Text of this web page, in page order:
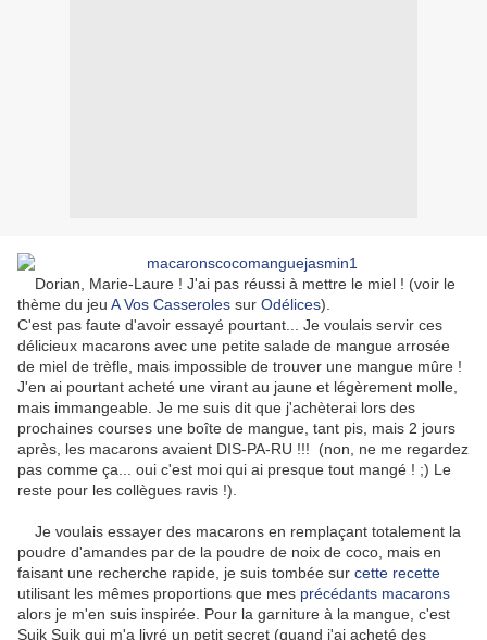
Dorian, Marie-Laure ! J'ai pas réussi à mettre le miel ! (voir le
thème du jeu A Vos Casseroles sur Odélices).
C'est pas faute d'avoir essayé pourtant... Je voulais servir ces
délicieux macarons avec une petite salade de mangue arrosée
de miel de trèfle, mais impossible de trouver une mangue mûre !
J'en ai pourtant acheté une virant au jaune et légèrement molle,
mais immangeable. Je me suis dit que j'achèterai lors des
prochaines courses une boîte de mangue, tant pis, mais 2 jours
après, les macarons avaient DIS-PA-RU !!! (non, ne me regardez
pas comme ça... oui c'est moi qui ai presque tout mangé ! ;) Le
reste pour les collègues ravis !).
Je voulais essayer des macarons en remplaçant totalement la
poudre d'amandes par de la poudre de noix de coco, mais en
faisant une recherche rapide, je suis tombée sur cette recette
utilisant les mêmes proportions que mes précédants macarons
alors je m'en suis inspirée. Pour la garniture à la mangue, c'est
Suik Suik qui m'a livré un petit secret (quand j'ai acheté des